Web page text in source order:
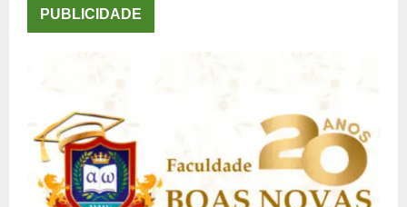
PUBLICIDADE